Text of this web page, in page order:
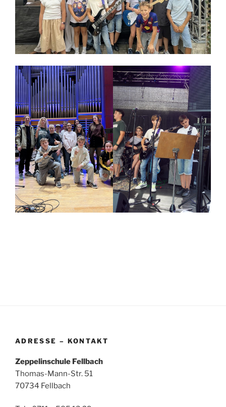
ADRESSE – KONTAKT
Zeppelinschule Fellbach
Thomas-Mann-Str. 51
70734 Fellbach